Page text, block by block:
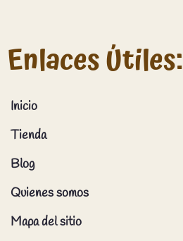
Enlaces Útiles:
Inicio
Tienda
Blog
Quienes somos
Mapa del sitio